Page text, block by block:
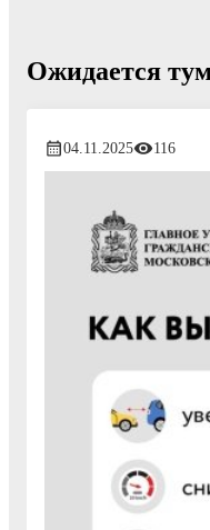
Ожидается
04.11.2025 116